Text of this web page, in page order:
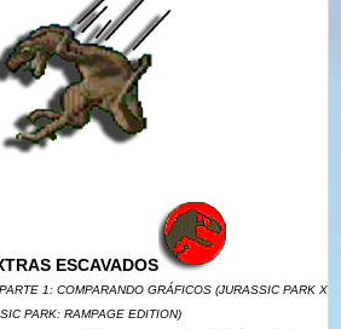
ESCAVADOS
1: COMPARANDO GRÁFICOS (JURASSIC PARK X
PARK: RAMPAGE EDITION)